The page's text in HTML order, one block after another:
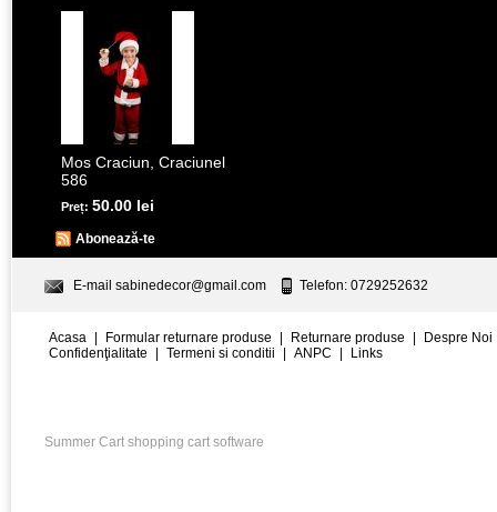
Mos Craciun, Craciunel
586
Preț: 50.00 lei
Abonează-te
E-mail sabinedecor@gmail.com Telefon: 0729252632
Acasa Formular returnare produse Returnare produse
Despre Noi
Confidenţialitate
Termeni si conditii ANPC Links
Summer Cart shopping cart software